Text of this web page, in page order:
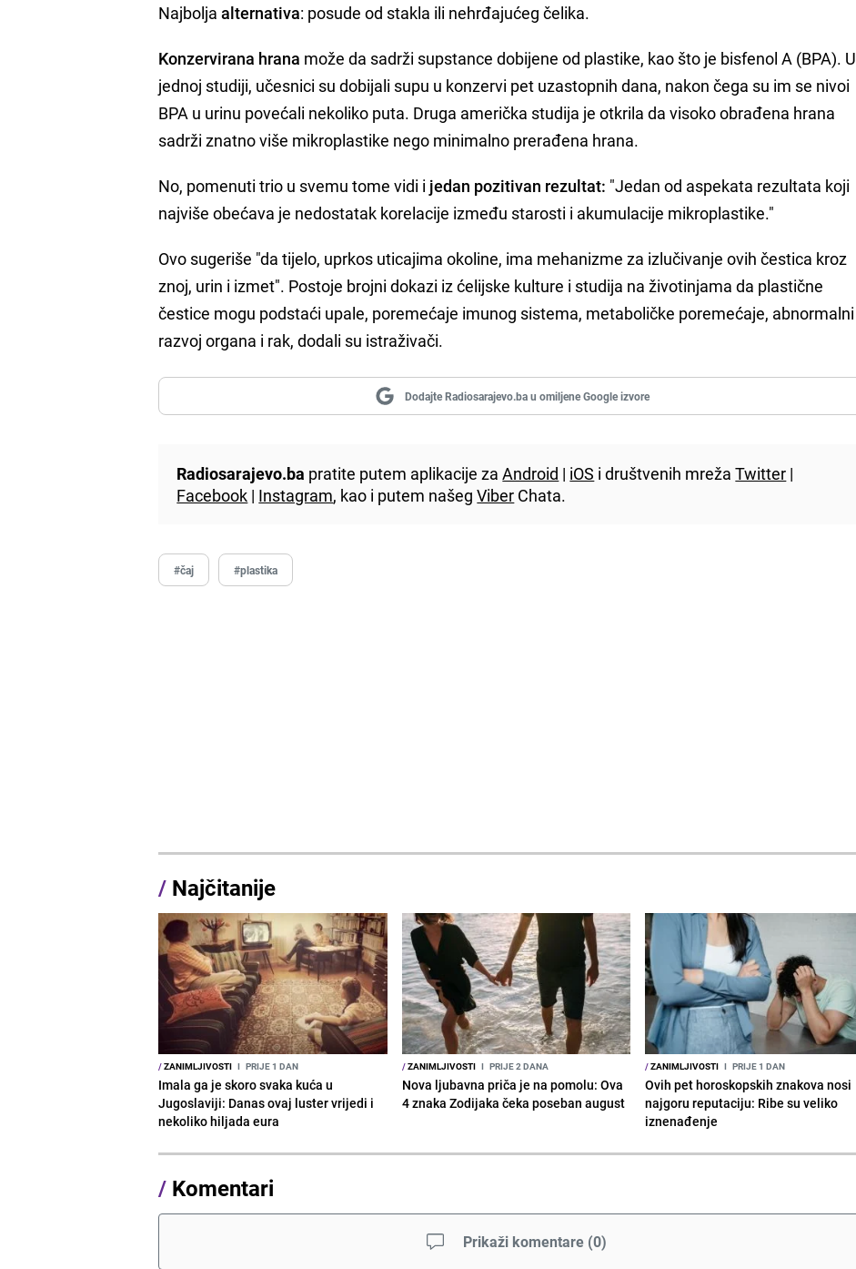
Najboljaalternativa: posude od stakla ili nehrđajućeg čelika.
Konzervirana hrana može da sadrži supstance dobijene od plastike, kao što je bisfenol A (BPA). U
jednoj studiji, učesnici su dobijali supu u konzervi pet uzastopnih dana, nakon čega su im se nivoi
BPA u urinu povećali nekoliko puta. Druga američka studija je otkrila da visoko obrađena hrana
sadrži znatno više mikroplastike nego minimalno prerađena hrana.
No, pomenuti trio u svemu tome vidi i jedan pozitivan rezultat: "Jedan od aspekata rezultata koji
najviše obećava je nedostatak korelacije između starosti i akumulacije mikroplastike."
Ovo sugeriše "da tijelo, uprkos uticajima okoline, ima mehanizme za izlučivanje ovih čestica kroz
znoj, urin i izmet". Postoje brojni dokazi iz ćelijske kulture i studija na životinjama da plastične
čestice mogu podstaći upale, poremećaje imunog sistema, metaboličke poremećaje, abnormalni
razvoj organa i rak, dodali su istraživači.
Dodajte Radiosarajevo.ba u omiljene Google izvore
Radiosarajevo.ba pratite putem aplikacije zaAndroid | iOS i društvenih mrežaTwitter |
Facebook | Instagram, kao i putem našegViber Chata.
#čaj #plastika
/ Najčitanije
/ZANIMLJIVOSTI I PRIJE 1 DAN
Imala ga je skoro svaka kuća u
Jugoslaviji: Danas ovaj luster vrijedi i
nekoliko hiljada eura
/ZANIMLJIVOSTI I PRIJE 2 DANA
Nova ljubavna priča je na pomolu: Ova
4 znaka Zodijaka čeka poseban august
/ZANIMLJIVOSTI I PRIJE 1 DAN
Ovih pet horoskopskih znakova nosi
najgoru reputaciju: Ribe su veliko
iznenađenje
/ Komentari
Prikaži komentare (0)